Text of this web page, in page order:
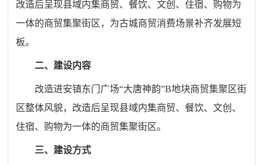
改造后呈现县域内集商贸、餐饮、文创、住宿、购物为
一体的商贸集聚街区，为古城商贸消费场景补齐发展短
板。
二、建设内容
改造进安镇东门广场“大唐神韵”B地块商贸集聚区街
区整体风貌，改造后呈现县域内集商贸、餐饮、文创、
住宿、购物为一体的商贸集聚街区。
三、建设方式